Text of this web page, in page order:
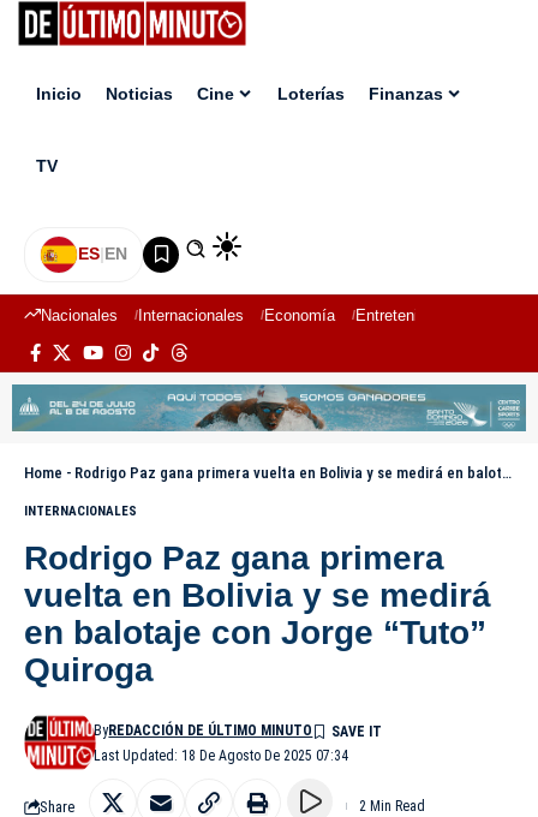
Inicio Noticias Cine Loterías Finanzas
TV
ES|EN
Nacionales Internacionales Economía Entretenimiento
Home - Rodrigo Paz gana primera vuelta en Bolivia y se medirá en balotaje con Jorge “Tuto” Quiroga
INTERNACIONALES
Rodrigo Paz gana primera
vuelta en Bolivia y se medirá
en balotaje con Jorge “Tuto”
Quiroga
Last Updated: 18 De Agosto De 2025 07:34
ByREDACCIÓN DE ÚLTIMO MINUTO
Share 2 Min Read